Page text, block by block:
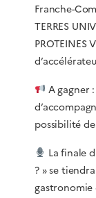
Franche-
TERRES
PROTEINES
A gagner
possibilité
La finale
? » se
gastronomie